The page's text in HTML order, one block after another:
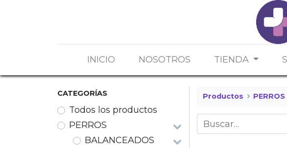
INICIO NOSOTROS TIENDA
CATEGORÍAS
Todos los productos
PERROS
BALANCEADOS
Productos PERROS